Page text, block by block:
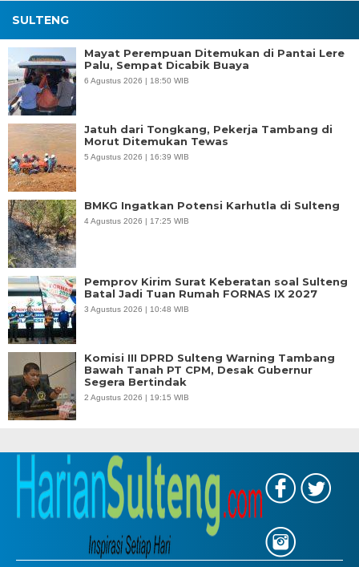
SULTENG
Mayat Perempuan Ditemukan di Pantai Lere
Palu, Sempat Dicabik Buaya
6 Agustus 2026 | 18:50 WIB
Jatuh dari Tongkang, Pekerja Tambang di
Morut Ditemukan Tewas
5 Agustus 2026 | 16:39 WIB
BMKG Ingatkan Potensi Karhutla di Sulteng
4 Agustus 2026 | 17:25 WIB
Pemprov Kirim Surat Keberatan soal Sulteng
Batal Jadi Tuan Rumah FORNAS IX 2027
3 Agustus 2026 | 10:48 WIB
Komisi III DPRD Sulteng Warning Tambang
Bawah Tanah PT CPM, Desak Gubernur
Segera Bertindak
2 Agustus 2026 | 19:15 WIB